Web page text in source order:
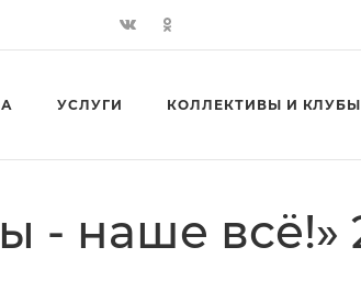
УСЛУГИ КОЛЛЕКТИВЫ И КЛУБЫ
наше всё!»